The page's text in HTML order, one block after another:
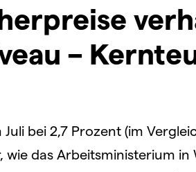
–
bei 2,7 Prozent (im
das Arbeitsministerium in